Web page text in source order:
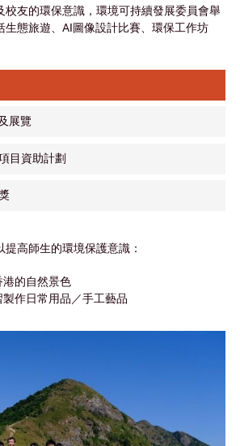
校友的環保意識，環境可持續發展委員會舉
生態旅遊、AI圖像設計比賽、環保工作坊
展覽
目資助計劃
高師生的環境保護意識：
的自然景色
作日常用品／手工藝品